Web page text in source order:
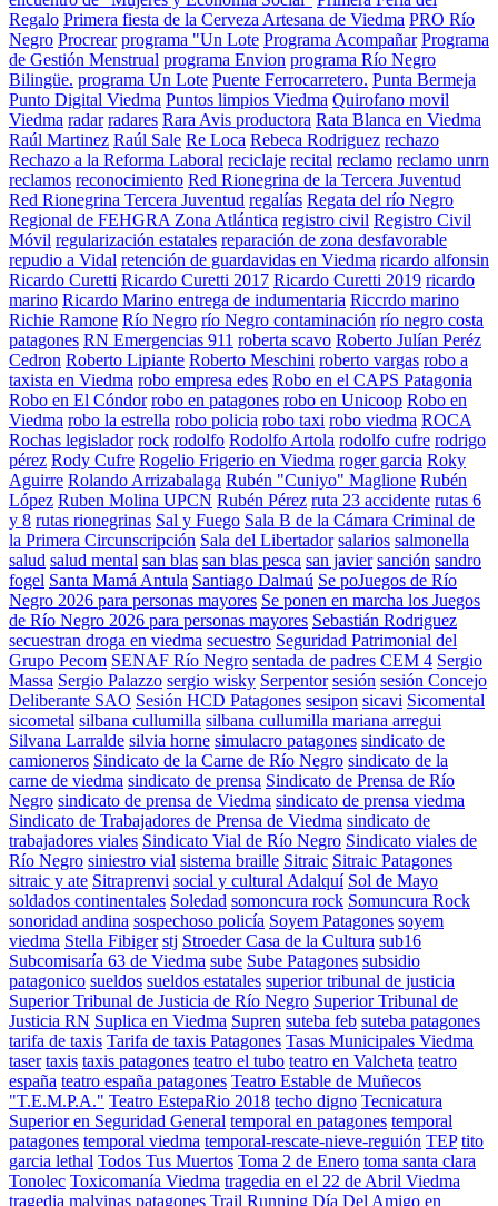
Regalo Primera fiesta de la Cerveza Artesana de Viedma PRO Río
Negro Procrear programa "Un Lote Programa Acompañar Programa
de Gestión Menstrual programa Envion programa Río Negro
Bilingüe. programa Un Lote Puente Ferrocarretero. Punta Bermeja
Punto Digital Viedma Puntos limpios Viedma Quirofano movil
Viedma radar radares Rara Avis productora Rata Blanca en Viedma
Raúl Martinez Raúl Sale Re Loca Rebeca Rodriguez rechazo
Rechazo a la Reforma Laboral reciclaje recital reclamo reclamo unrn
reclamos reconocimiento Red Rionegrina de la Tercera Juventud
Red Rionegrina Tercera Juventud regalías Regata del río Negro
Regional de FEHGRA Zona Atlántica registro civil Registro Civil
Móvil regularización estatales reparación de zona desfavorable
repudio a Vidal retención de guardavidas en Viedma ricardo alfonsin
Ricardo Curetti Ricardo Curetti 2017 Ricardo Curetti 2019 ricardo
marino Ricardo Marino entrega de indumentaria Riccrdo marino
Richie Ramone Río Negro río Negro contaminación río negro costa
patagones RN Emergencias 911 roberta scavo Roberto Julían Peréz
Cedron Roberto Lipiante Roberto Meschini roberto vargas robo a
taxista en Viedma robo empresa edes Robo en el CAPS Patagonia
Robo en El Cóndor robo en patagones robo en Unicoop Robo en
Viedma robo la estrella robo policia robo taxi robo viedma ROCA
Rochas legislador rock rodolfo Rodolfo Artola rodolfo cufre rodrigo
pérez Rody Cufre Rogelio Frigerio en Viedma roger garcia Roky
Aguirre Rolando Arrizabalaga Rubén "Cuniyo" Maglione Rubén
López Ruben Molina UPCN Rubén Pérez ruta 23 accidente rutas 6
y 8 rutas rionegrinas Sal y Fuego Sala B de la Cámara Criminal de
la Primera Circunscripción Sala del Libertador salarios salmonella
salud salud mental san blas san blas pesca san javier sanción sandro
fogel Santa Mamá Antula Santiago Dalmaú Se poJuegos de Río
Negro 2026 para personas mayores Se ponen en marcha los Juegos
de Río Negro 2026 para personas mayores Sebastián Rodriguez
secuestran droga en viedma secuestro Seguridad Patrimonial del
Grupo Pecom SENAF Río Negro sentada de padres CEM 4 Sergio
Massa Sergio Palazzo sergio wisky Serpentor sesión sesión Concejo
Deliberante SAO Sesión HCD Patagones sesipon sicavi Sicomental
sicometal silbana cullumilla silbana cullumilla mariana arregui
Silvana Larralde silvia horne simulacro patagones sindicato de
camioneros Sindicato de la Carne de Río Negro sindicato de la
carne de viedma sindicato de prensa Sindicato de Prensa de Río
Negro sindicato de prensa de Viedma sindicato de prensa viedma
Sindicato de Trabajadores de Prensa de Viedma sindicato de
trabajadores viales Sindicato Vial de Río Negro Sindicato viales de
Río Negro siniestro vial sistema braille Sitraic Sitraic Patagones
sitraic y ate Sitraprenvi social y cultural Adalquí Sol de Mayo
soldados continentales Soledad somoncura rock Somuncura Rock
sonoridad andina sospechoso policía Soyem Patagones soyem
viedma Stella Fibiger stj Stroeder Casa de la Cultura sub16
Subcomisaría 63 de Viedma sube Sube Patagones subsidio
patagonico sueldos sueldos estatales superior tribunal de justicia
Superior Tribunal de Justicia de Río Negro Superior Tribunal de
Justicia RN Suplica en Viedma Supren suteba feb suteba patagones
tarifa de taxis Tarifa de taxis Patagones Tasas Municipales Viedma
taser taxis taxis patagones teatro el tubo teatro en Valcheta teatro
españa teatro españa patagones Teatro Estable de Muñecos
"T.E.M.P.A." Teatro EstepaRio 2018 techo digno Tecnicatura
Superior en Seguridad General temporal en patagones temporal
patagones temporal viedma temporal-rescate-nieve-reguión TEP tito
garcia lethal Todos Tus Muertos Toma 2 de Enero toma santa clara
Tonolec Toxicomanía Viedma tragedia en el 22 de Abril Viedma
tragedia malvinas patagones Trail Running Día Del Amigo en